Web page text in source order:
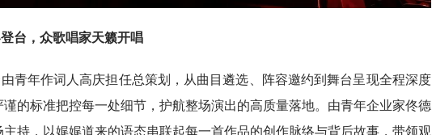
台，众歌唱家天籁开唱
青年作词人高庆担任总策划，从曲目遴选、阵容邀约到舞台呈现全程深度
的标准把控每一处细节，护航整场演出的高质量落地。由青年企业家佟德
持，以娓娓道来的语态串联起每一首作品的创作脉络与背后故事，带领观